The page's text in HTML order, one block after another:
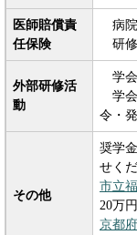
医師賠償責
任保険
病院
研修
外部研修活
動
学会
学会
令・
その他
奨学
せく
市立
20万
京都